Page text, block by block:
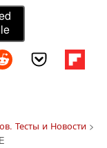
Тесты и Новости>